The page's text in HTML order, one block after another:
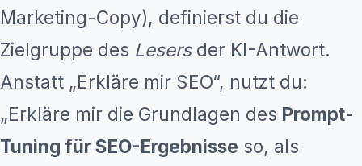
Marketing-Copy), definierst du die
Zielgruppe des Lesersder KI-Antwort.
Anstatt „Erkläre mir SEO“, nutzt du:
„Erkläre mir die Grundlagen des Prompt-
Tuning für SEO-Ergebnisse so, als